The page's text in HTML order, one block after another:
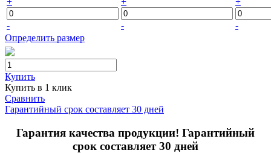
- -
-
Определить размер
Купить
Купить в 1 клик
Сравнить
Гарантийный срок составляет 30 дней
Гарантия качества продукции! Гарантийный
срок составляет 30 дней